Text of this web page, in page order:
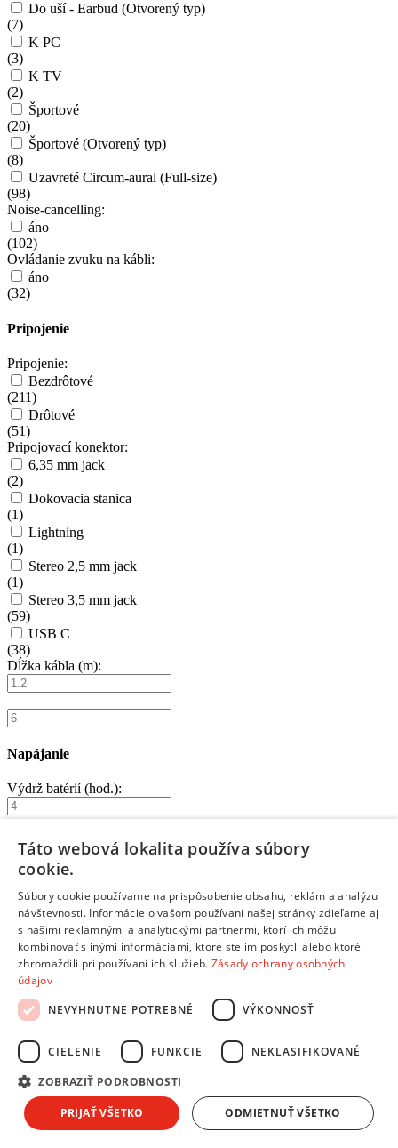
Do uší - Earbud (Otvorený typ)
(7)
K PC
(3)
K TV
(2)
Športové
(20)
Športové (Otvorený typ)
(8)
Uzavreté Circum-aural (Full-size)
(98)
Noise-cancelling:
áno
(102)
Ovládanie zvuku na kábli:
áno
(32)
Pripojenie
Pripojenie:
Bezdrôtové
(211)
Drôtové
(51)
Pripojovací konektor:
6,35 mm jack
(2)
Dokovacia stanica
(1)
Lightning
(1)
Stereo 2,5 mm jack
(1)
Stereo 3,5 mm jack
(59)
USB C
(38)
Dĺžka kábla (m):
–
Napájanie
Výdrž batérií (hod.):
–
Zobraziť Zrušiť výber
Parametre filtra:
Odporúčané Podľa názvu A-Z
Podľa názvu Z-A
Od najlacnejšieho
Od najdrahšieho
232564
Audio slúchadlá
Uzavreté slúchadlá
Niceboy Aura 5 ANC- Bezdrôtové slúchadlá
Citlivosť: 95 dB •Frekvenčný rozsah: 20 Hz - 20 kHz •
Táto webová lokalita používa súbory
cookie.
Súbory cookie používame na prispôsobenie obsahu, reklám a analýzu
návštevnosti. Informácie o vašom používaní našej stránky zdieľame aj
s našimi reklamnými a analytickými partnermi, ktorí ich môžu
kombinovať s inými informáciami, ktoré ste im poskytli alebo ktoré
zhromaždili pri používaní ich služieb. Zásady ochrany osobných
údajov
NEVYHNUTNE POTREBNÉ
VÝKONNOSŤ
CIELENIE FUNKCIE NEKLASIFIKOVANÉ
ZOBRAZIŤ PODROBNOSTI
PRIJAŤ VŠETKO ODMIETNUŤ VŠETKO